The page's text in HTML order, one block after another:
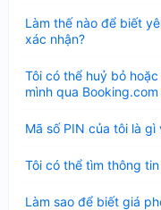
Làm thế nào để biết
xác nhận?
thu
gọn
Tôi có thể huỷ bỏ
mình qua
thu
gọn
Mã số PIN của tôi là
thu
Tôi có thể tìm thông
thu
Làm sao để biết giá
thu